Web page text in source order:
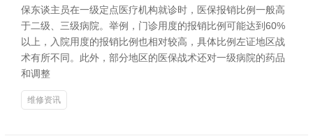
保东谈主员在一级定点医疗机构就诊时，医保报销比例一般高
于二级、三级病院。举例，门诊用度的报销比例可能达到60%
以上，入院用度的报销比例也相对较高，具体比例左证地区战
术有所不同。此外，部分地区的医保战术还对一级病院的药品
和调整
维修资讯